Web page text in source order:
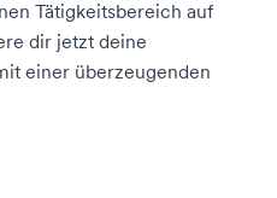
Tätigkeitsbereich auf
dir jetzt deine
einer überzeugenden